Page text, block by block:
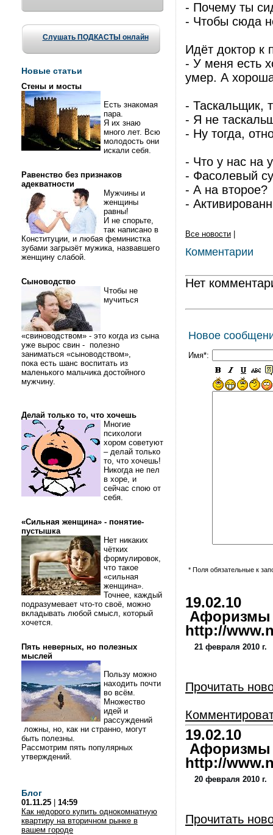
Слушать ПОДКАСТЫ онлайн
Новые статьи
Стены и мосты
Есть знакомая
пара.
Я их знаю
много лет. Всю
молодость они
искали себя.
Равенство без признаков
адекватности
Мужчины и
женщины
равны!
И не спорьте,
так написано в
Конституции, и любая феминистка
зубами загрызёт мужика, назвавшего
женщину слабой.
Сыноводство
Чтобы не
мучиться
«свиноводством» - это когда из сына
уже вырос свин - полезно
заниматься «сыноводством»,
пока есть шанс воспитать из
маленького мальчика достойного
мужчину.
Делай только то, что хочешь
Многие
психологи
хором советуют
– делай только
то, что хочешь!
Никогда не пел
в хоре, и
сейчас спою от
себя.
«Сильная женщина» - понятие-
пустышка
Нет никаких
чётких
формулировок,
что такое
«сильная
женщина».
Точнее, каждый
подразумевает что-то своё, можно
вкладывать любой смысл, который
хочется.
Пять неверных, но полезных
мыслей
Пользу можно
находить почти
во всём.
Множество
идей и
рассуждений
ложны, но, как ни странно, могут
быть полезны.
Рассмотрим пять популярных
утверждений.
Блог
01.11.25
14:59
Как недорого купить однокомнатную
квартиру на вторичном рынке в
вашем городе
- Почему ты
- Чтобы сюда
Идёт доктор к
- У меня есть
умер. А
- Таскальщик,
- Я не
- Ну тогда,
- Что у нас на
- Фасолевый
- А на второе?
-
Все новости
Комментарии
Нет
Новое
Имя*:
* Поля обязательные к
19.02.10
Афоризмы
http://
21 февраля 2010 г.
Прочитать
19.02.10
Афоризмы
http://
20 февраля 2010 г.
Прочитать